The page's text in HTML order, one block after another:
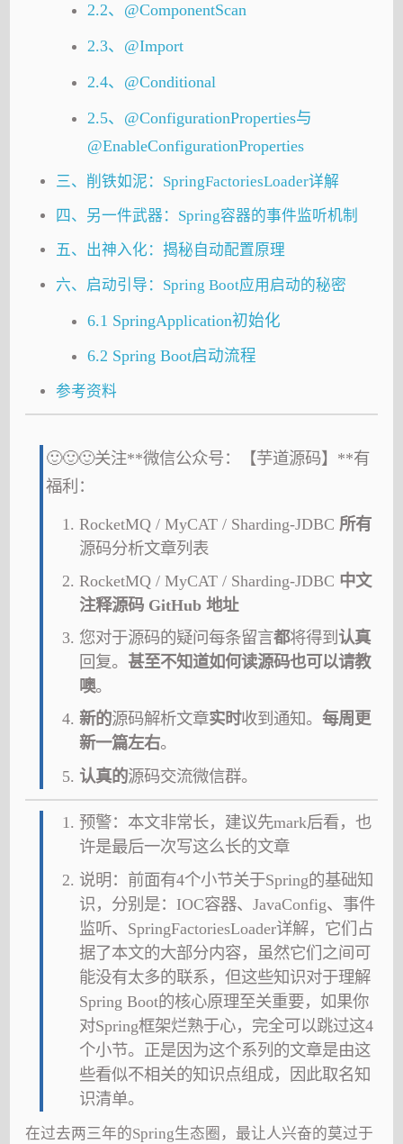
2.2、@ComponentScan
2.3、@Import
2.4、@Conditional
2.5、@ConfigurationProperties与
@EnableConfigurationProperties
三、削铁如泥：SpringFactoriesLoader详解
四、另一件武器：Spring容器的事件监听机制
五、出神入化：揭秘自动配置原理
六、启动引导：Spring Boot应用启动的秘密
6.1 SpringApplication初始化
6.2 Spring Boot启动流程
参考资料
🙂🙂🙂关注**微信公众号：【芋道源码】**有
福利：
RocketMQ / MyCAT / Sharding-JDBC 所有
源码分析文章列表
RocketMQ / MyCAT / Sharding-JDBC 中文
注释源码 GitHub 地址
您对于源码的疑问每条留言都将得到 认真
回复。 甚至不知道如何读源码也可以请教
噢。
新的源码解析文章实时收到通知。每周更
新一篇左右。
认真的源码交流微信群。
预警：本文非常长，建议先mark后看，也
许是最后一次写这么长的文章
说明：前面有4个小节关于Spring的基础知
识，分别是：IOC容器、JavaConfig、事件
监听、SpringFactoriesLoader详解，它们占
据了本文的大部分内容，虽然它们之间可
能没有太多的联系，但这些知识对于理解
Spring Boot的核心原理至关重要，如果你
对Spring框架烂熟于心，完全可以跳过这4
个小节。正是因为这个系列的文章是由这
些看似不相关的知识点组成，因此取名知
识清单。
在过去两三年的Spring生态圈，最让人兴奋的莫过于